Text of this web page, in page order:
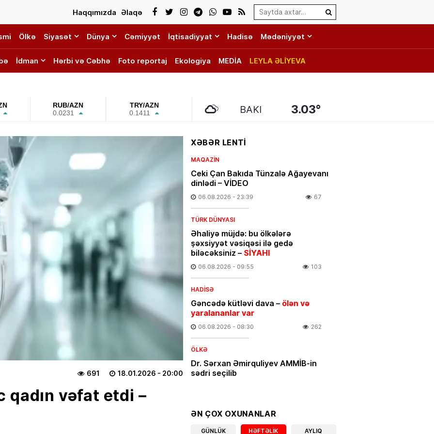
Search…
Haqqımızda Əlaqə
Ölkə Siyasət Dünya Cəmiyyət İqtisadiyyat Hadisə Mədəniyyət
İdman Hərbi və Cəbhə Foto reportaj Ekologiya MEDİA LEYLA ƏLİYEVA
RUB/AZN
0.0231
TRY/AZN
0.1411
BAKI 3.03°
18.01.2026 - 20:00
691
qadın vəfat etdi –
XƏBƏR LENTİ
MAQAZIN
Ceki Çan Bakıda Tünzalə Ağayevanı
dinlədi – VİDEO
06.08.2026 - 23:39 67
TÜRK DÜNYASI
Əhaliyə müjdə: bu ölkələrə
şəxsiyyət vəsiqəsi ilə gedə
biləcəksiniz – SİYAHI
06.08.2026 - 09:55 103
HADISƏ
Gəncədə kütləvi dava – ölən və
yaralananlar var
06.08.2026 - 08:30 262
ÖLKƏ
Dr. Sərxan Əmirquliyev AMMİB-in
sədri seçilib
CƏMIYYƏT
Günün ULDUZ FALI– Ciddi maskanı
ƏN ÇOX OXUNANLAR
GÜNLÜK HƏFTƏLIK AYLIQ